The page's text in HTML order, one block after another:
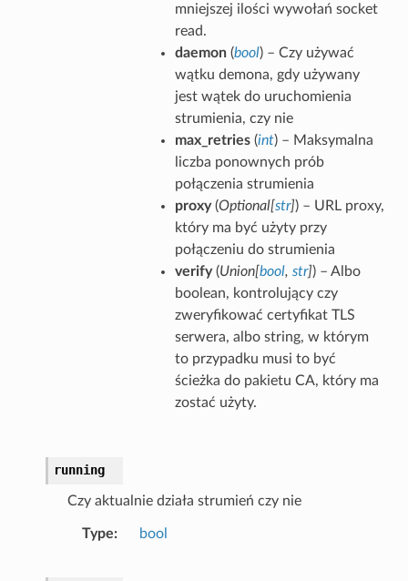
mniejszej ilości wywołań socket
read.
daemon(bool) – Czy używać
wątku demona, gdy używany
jest wątek do uruchomienia
strumienia, czy nie
max_retries(int) – Maksymalna
liczba ponownych prób
połączenia strumienia
proxy(Optional[str]) – URL proxy,
który ma być użyty przy
połączeniu do strumienia
verify(Union[bool, str]) – Albo
boolean, kontrolujący czy
zweryfikować certyfikat TLS
serwera, albo string, w którym
to przypadku musi to być
ścieżka do pakietu CA, który ma
zostać użyty.
running
Czy aktualnie działa strumień czy nie
Type bool